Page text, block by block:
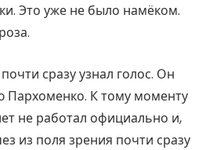
Это уже не было намёком.
сразу узнал голос. Он
Пархоменко. К тому моменту
не работал официально и,
из поля зрения почти сразу